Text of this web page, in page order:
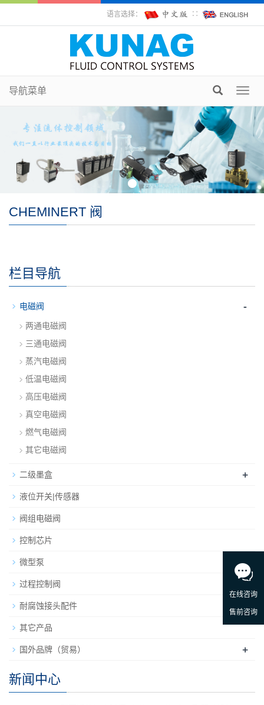
语言选择： ∷
导航菜单
CHEMINERT 阀
栏目导航
电磁阀 -
两通电磁阀
三通电磁阀
蒸汽电磁阀
低温电磁阀
高压电磁阀
真空电磁阀
燃气电磁阀
其它电磁阀
二级墨盒 +
液位开关|传感器
阀组电磁阀
控制芯片
微型泵
过程控制阀 +
耐腐蚀接头配件
其它产品
国外品牌（贸易） +
新闻中心